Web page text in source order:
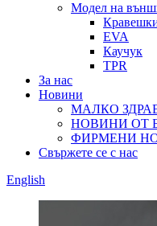
Модел на
EVA
Каучук
TPR
За нас
Новини
МАЛКО
НОВИНИ ОТ
ФИРМЕНИ
Свържете се с нас
English